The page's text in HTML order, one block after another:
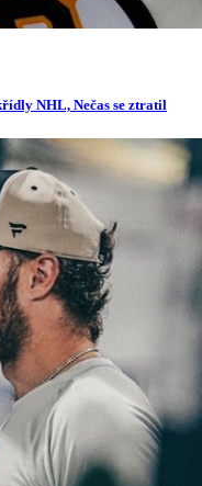
NHL, Nečas se ztratil